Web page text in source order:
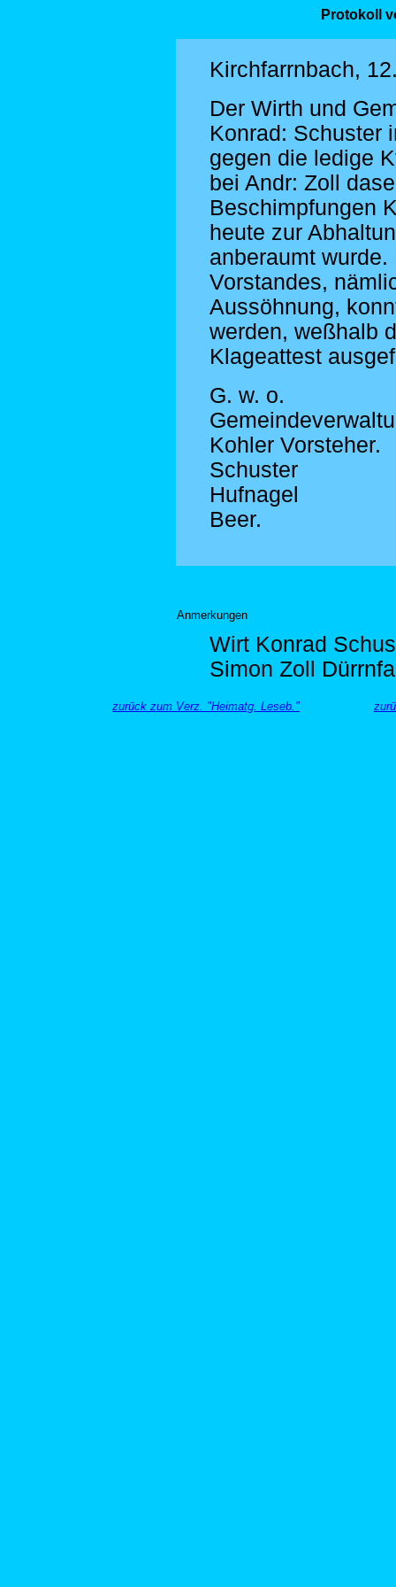
Protokoll
Kirchfarrnbach,
Der Wirth und
Konrad: Schuster
gegen die ledige
bei Andr: Zoll
Beschimpfungen
heute zur
anberaumt
Vorstandes,
Aussöhnung,
werden, weßhalb
Klageattest
G. w. o.
Kohler Vorsteher.
Schuster
Hufnagel
Beer.
Anmerkungen
Wirt Konrad
Simon Zoll
zurück zum Verz. "Heimatg. Leseb."